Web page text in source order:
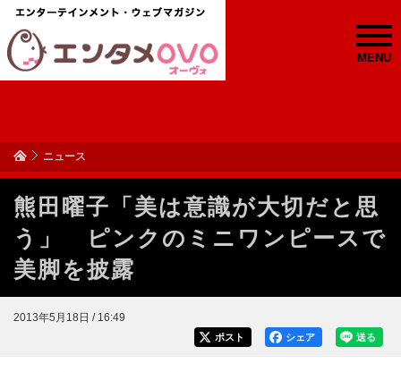
MENU
ニュース
熊田曜子「美は意識が大切だと思
う」 ピンクのミニワンピースで
美脚を披露
2013年5月18日 / 16:49
送る
シェア
ポスト